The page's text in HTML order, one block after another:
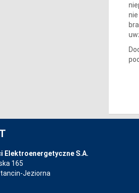
Elektroenergetyczne S.A.
165
Jeziorna